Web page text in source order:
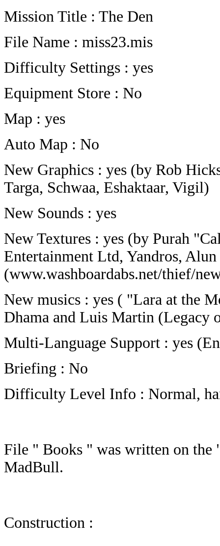
Mission Title : The Den
File Name : miss23.mis
Difficulty Settings : yes
Equipment Store : No
Map : yes
Auto Map : No
New Graphics : yes (by Rob
Targa, Schwaa, Eshaktaar, Vigil)
New Sounds : yes
New Textures : yes (by Purah
Entertainment Ltd, Yandros,
(www.washboardabs.net/thief/
New musics : yes ( "Lara at the
Dhama and Luis Martin (Legacy
Multi-Language Support : yes
Briefing : No
Difficulty Level Info : Normal,
File " Books " was written on the
MadBull.
Construction :